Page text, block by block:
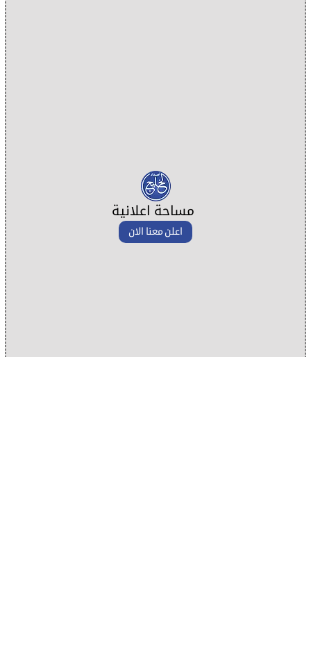
مساحة اعلانية
اعلن معنا الان